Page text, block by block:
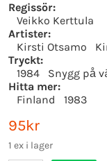
Regissör:
Veikko Kerttula
Artister:
Kirsti Otsamo
Tryckt:
1984
Snygg på
Hitta mer:
Finland
1983
95kr
1 ex i lager